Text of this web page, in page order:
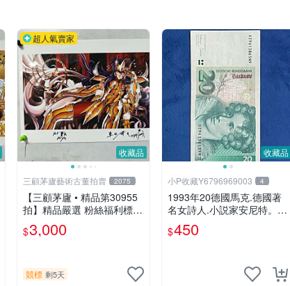
收藏品
超人氣賣家
三顧茅廬藝術古董拍賣 2075
【三顧茅廬 • 精品第30955
拍】精品嚴選 粉絲福利標
日本動漫大師 車田正美簽名
照片《聖鬥士星矢》！ 特惠
$3,000
競標 剩5天
收藏品
小P收藏Y6796969003 4
1993年20德國馬克.德國著
名女詩人.小説家安尼特。品
相如圖。
$450